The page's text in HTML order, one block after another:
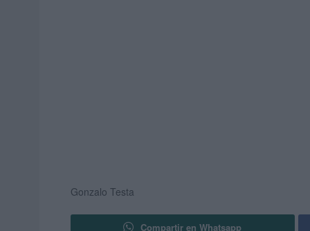
Gonzalo Testa
Compartir en Whatsapp